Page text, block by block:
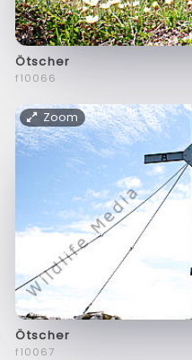
Ötscher
f10066
Zoom
Ötscher
f10067